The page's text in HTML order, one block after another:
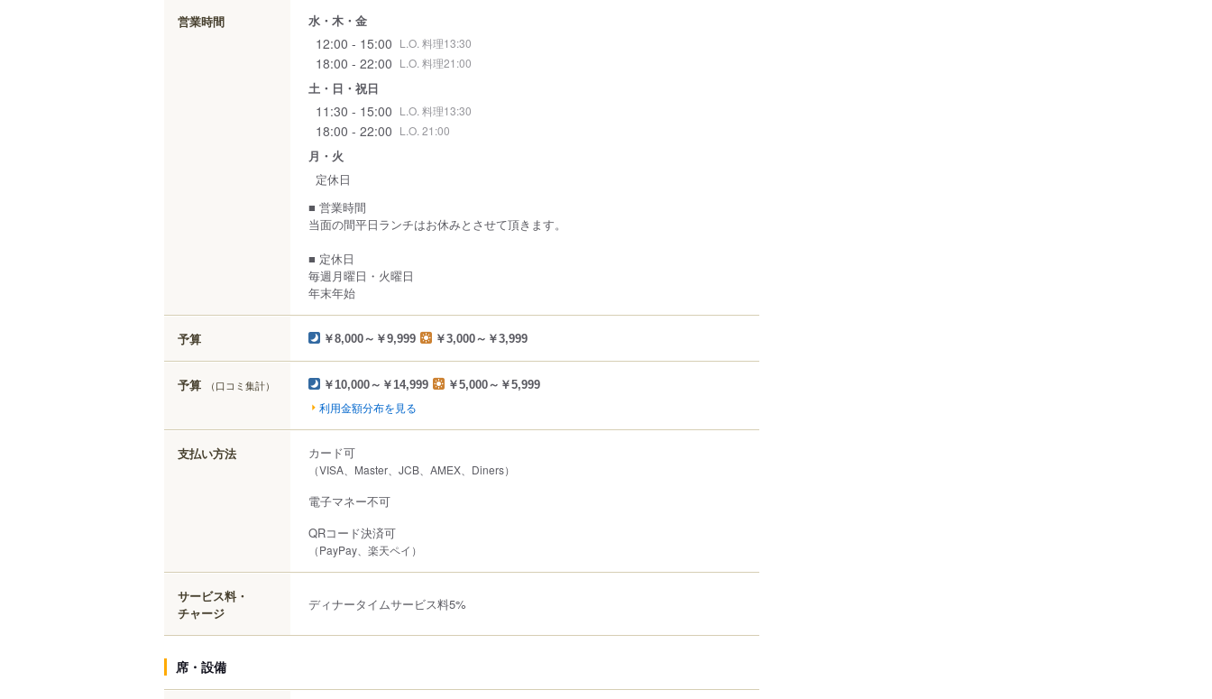
営業時間 水・木・金
12:00 - 15:00 L.O. 料理13:30
18:00 - 22:00 L.O. 料理21:00
土・日・祝日
11:30 - 15:00 L.O. 料理13:30
18:00 - 22:00 L.O. 21:00
月・火
定休日
■ 営業時間
当面の間平日ランチはお休みとさせて頂きます。
■ 定休日
毎週月曜日・火曜日
年末年始
予算 ￥8,000～￥9,999 ￥3,000～￥3,999
予算 （口コミ集計） ￥10,000～￥14,999 ￥5,000～￥5,999
利用金額分布を見る
支払い方法 カード可
（VISA、Master、JCB、AMEX、Diners）
電子マネー不可
QRコード決済可
（PayPay、楽天ペイ）
サービス料・
チャージ
ディナータイムサービス料5%
席・設備